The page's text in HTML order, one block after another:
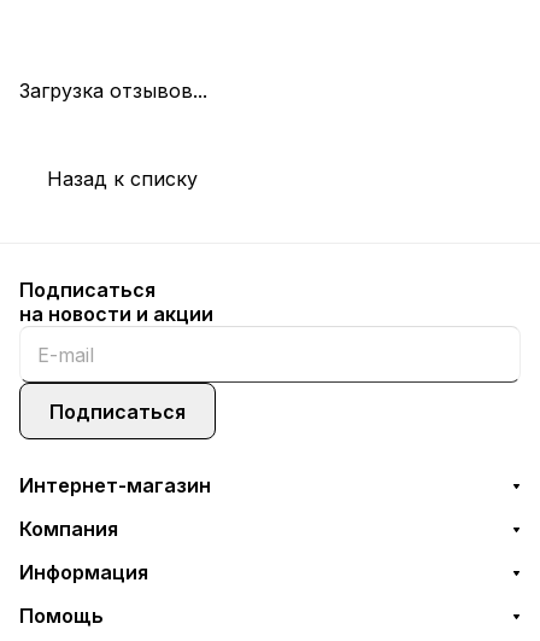
Загрузка отзывов...
Назад к списку
Подписаться
на новости и акции
Подписаться
Интернет-магазин
Компания
Информация
Помощь